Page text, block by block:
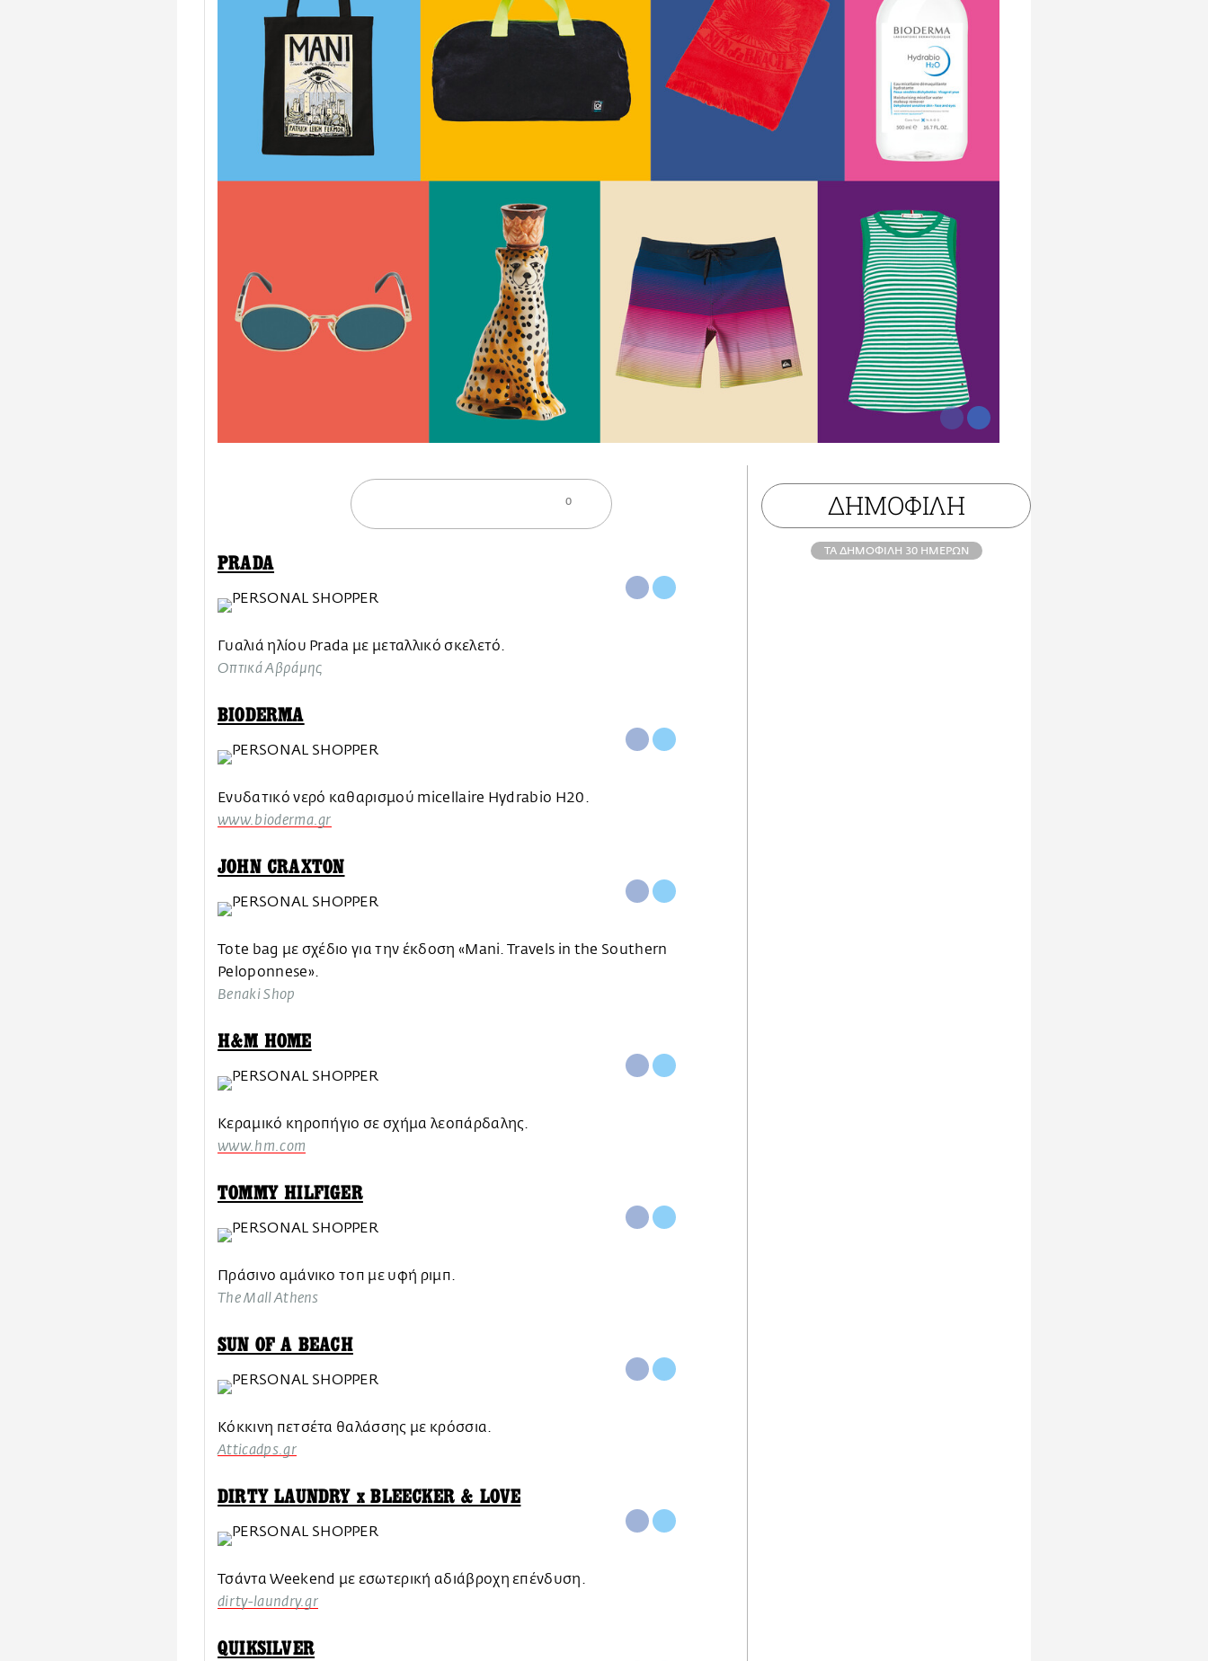
0
PRADA
Γυαλιά ηλίου Prada με μεταλλικό σκελετό.
Οπτικά Αβράμης
BIODERMA
Ενυδατικό νερό καθαρισμού micellaire Hydrabio H20.
www.bioderma.gr
JOHN CRAXTON
Tote bag με σχέδιο για την έκδοση «Mani. Travels in the Southern
Peloponnese».
Benaki Shop
H&M HOME
Kεραμικό κηροπήγιο σε σχήμα λεοπάρδαλης.
www.hm.com
TOMMY HILFIGER
Πράσινο αμάνικο τοπ με υφή ριμπ.
The Mall Athens
SUN OF A BEACH
Κόκκινη πετσέτα θαλάσσης με κρόσσια.
Atticadps.gr
DIRTY LAUNDRY x BLEECKER & LOVE
Τσάντα Weekend με εσωτερική αδιάβροχη επένδυση.
dirty-laundry.gr
QUIKSILVER
ΔΗΜΟΦΙΛΗ
ΤΑ ΔΗΜΟΦΙΛΗ 30 ΗΜΕΡΩΝ